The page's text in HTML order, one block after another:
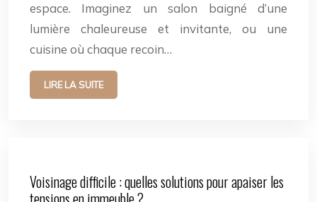
espace. Imaginez un salon baigné d’une
lumière chaleureuse et invitante, ou une
cuisine où chaque recoin…
LIRE LA SUITE
Voisinage difficile : quelles solutions pour apaiser les